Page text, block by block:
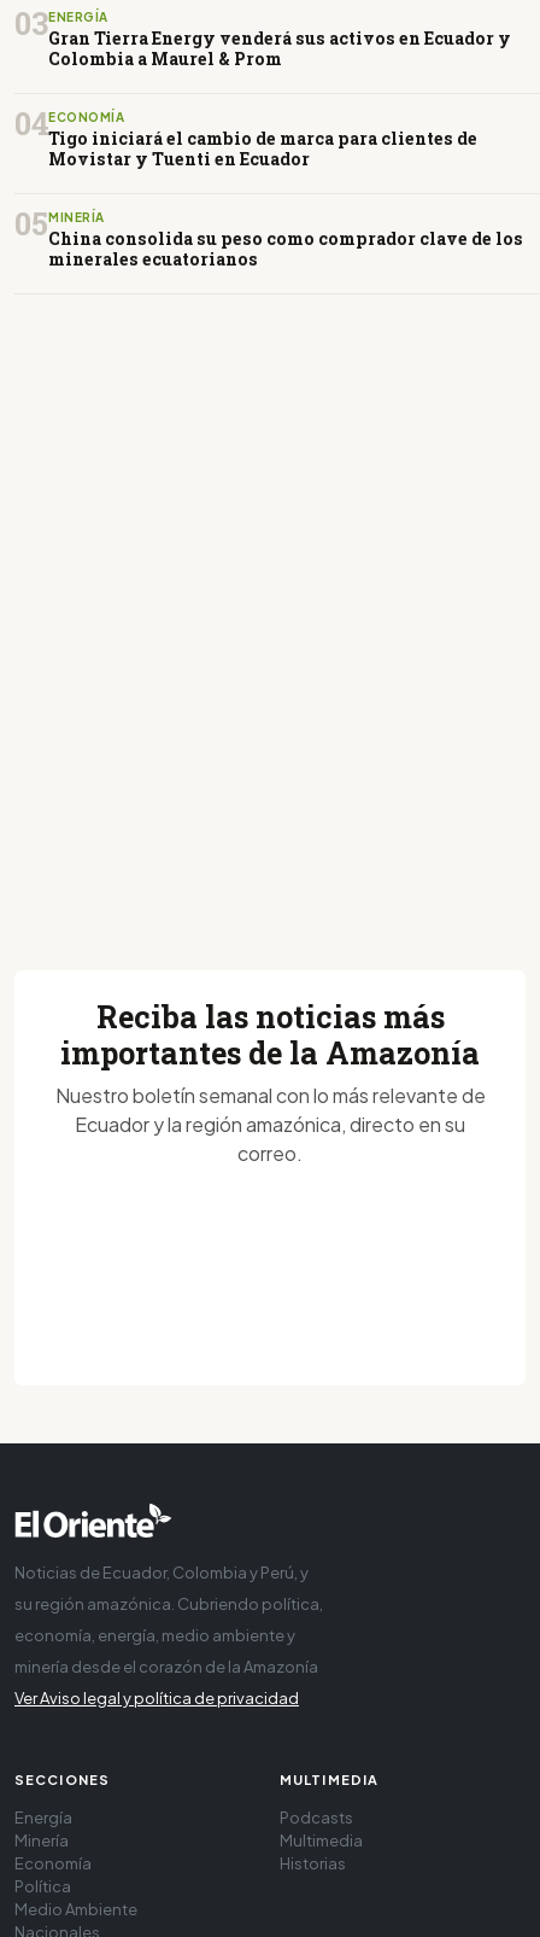
03ENERGÍA
Gran Tierra Energy venderá sus activos en Ecuador y
Colombia a Maurel & Prom
04ECONOMÍA
Tigo iniciará el cambio de marca para clientes de
Movistar y Tuenti en Ecuador
05MINERÍA
China consolida su peso como comprador clave de los
minerales ecuatorianos
Reciba las noticias más
importantes de la Amazonía
Nuestro boletín semanal con lo más relevante de
Ecuador y la región amazónica, directo en su
correo.
Noticias de Ecuador, Colombia y Perú, y
su región amazónica. Cubriendo política,
economía, energía, medio ambiente y
minería desde el corazón de la Amazonía
Ver Aviso legal y política de privacidad
SECCIONES
Energía
Minería
Economía
Política
Medio Ambiente
Nacionales
MULTIMEDIA
Podcasts
Multimedia
Historias